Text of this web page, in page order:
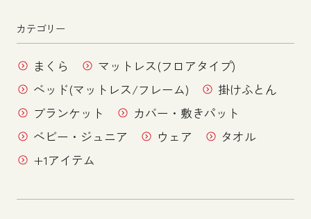
カテゴリー
まくら
マットレス(フロアタイプ)
ベッド(マットレス/フレーム)
掛けふとん
ブランケット
カバー・敷きパット
ベビー・ジュニア
ウェア
タオル
+1アイテム